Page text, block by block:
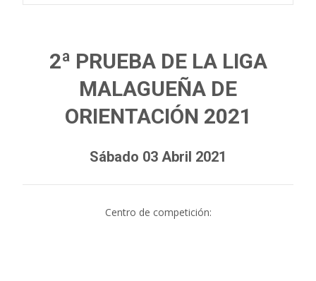
2ª PRUEBA DE LA LIGA
MALAGUEÑA DE
ORIENTACIÓN 2021
Sábado 03 Abril 2021
Centro de competición: